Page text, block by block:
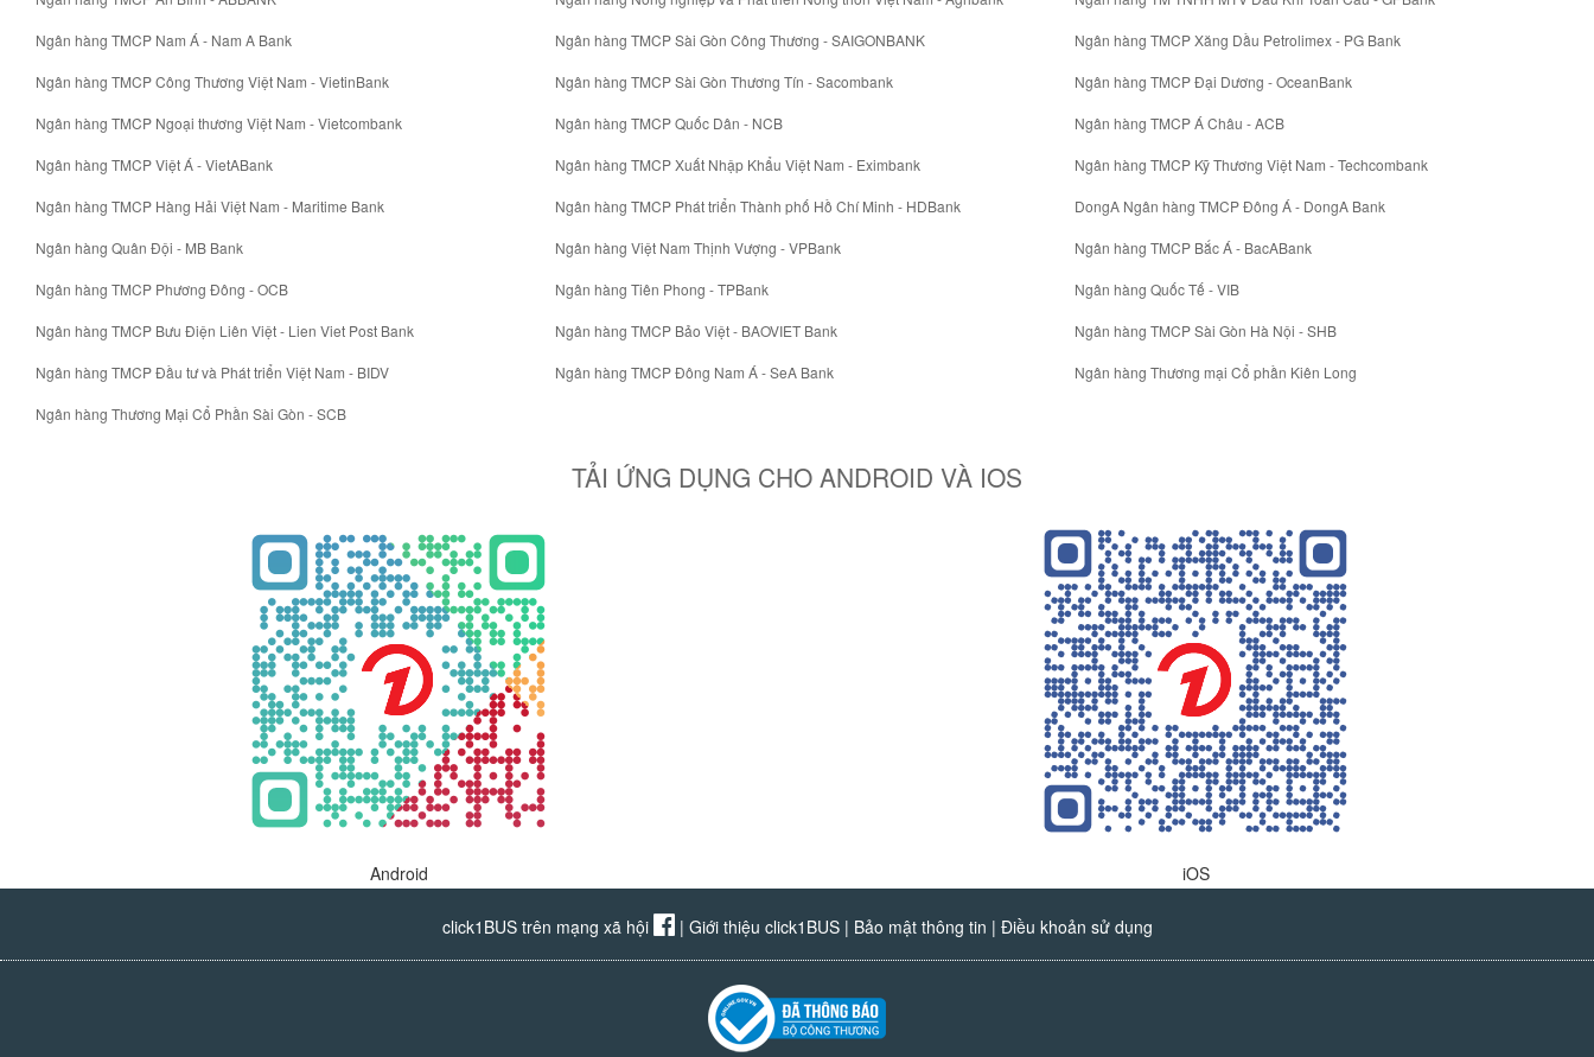
Ngân hàng TMCP Nam Á - Nam A Bank
Ngân hàng TMCP Công Thương Việt Nam - VietinBank
Ngân hàng TMCP Ngoại thương Việt Nam - Vietcombank
Ngân hàng TMCP Việt Á - VietABank
Ngân hàng TMCP Hàng Hải Việt Nam - Maritime Bank
Ngân hàng Quân Đội - MB Bank
Ngân hàng TMCP Phương Đông - OCB
Ngân hàng TMCP Bưu Điện Liên Việt - Lien Viet Post Bank
Ngân hàng TMCP Đầu tư và Phát triển Việt Nam - BIDV
Ngân hàng Thương Mại Cổ Phần Sài Gòn - SCB
Ngân hàng TMCP Sài Gòn Công Thương - SAIGONBANK
Ngân hàng TMCP Sài Gòn Thương Tín - Sacombank
Ngân hàng TMCP Quốc Dân - NCB
Ngân hàng TMCP Xuất Nhập Khẩu Việt Nam - Eximbank
Ngân hàng TMCP Phát triển Thành phố Hồ Chí Minh - HDBank
Ngân hàng Việt Nam Thịnh Vượng - VPBank
Ngân hàng Tiên Phong - TPBank
Ngân hàng TMCP Bảo Việt - BAOVIET Bank
Ngân hàng TMCP Đông Nam Á - SeA Bank
Ngân hàng TMCP Xăng Dầu Petrolimex - PG Bank
Ngân hàng TMCP Đại Dương - OceanBank
Ngân hàng TMCP Á Châu - ACB
Ngân hàng TMCP Kỹ Thương Việt Nam - Techcombank
DongA Ngân hàng TMCP Đông Á - DongA Bank
Ngân hàng TMCP Bắc Á - BacABank
Ngân hàng Quốc Tế - VIB
Ngân hàng TMCP Sài Gòn Hà Nội - SHB
Ngân hàng Thương mại Cổ phần Kiên Long
TẢI ỨNG DỤNG CHO ANDROID VÀ IOS
Android iOS
click1BUS trên mạng xã hội | Giới thiệu click1BUS| Bảo mật thông tin | Điều khoản sử dụng